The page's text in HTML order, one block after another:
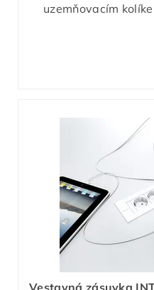
uzemňovacím
Vestavná zásuvka